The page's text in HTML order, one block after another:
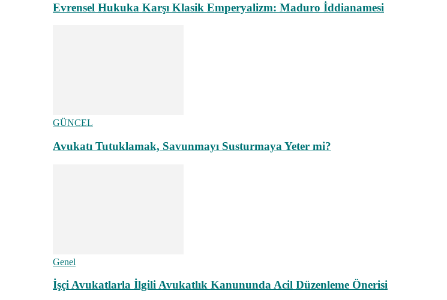
Evrensel Hukuka Karşı Klasik Emperyalizm: Maduro İddianamesi
GÜNCEL
Avukatı Tutuklamak, Savunmayı Susturmaya Yeter mi?
Genel
İşçi Avukatlarla İlgili Avukatlık Kanununda Acil Düzenleme Önerisi